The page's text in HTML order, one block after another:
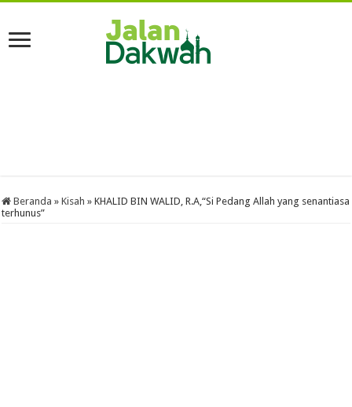
Beranda » Kisah » KHALID BIN WALID, R.A,“Si Pedang Allah yang senantiasa
terhunus”